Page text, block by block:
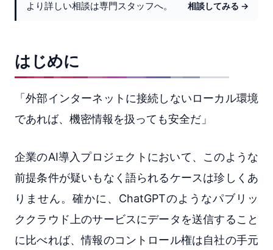
より詳しい相談は専門スタッフへ。 相談してみる →
はじめに
「外部インターネットに接続しないローカル環境
であれば、機密情報を扱っても安全だ」
企業のAI導入プロジェクトにおいて、このような
前提条件が疑いもなく語られるケースは珍しくあ
りません。確かに、ChatGPTのようなパブリッ
ククラウド上のサービスにデータを送信すること
に比べれば、情報のコントロール権は自社の手元